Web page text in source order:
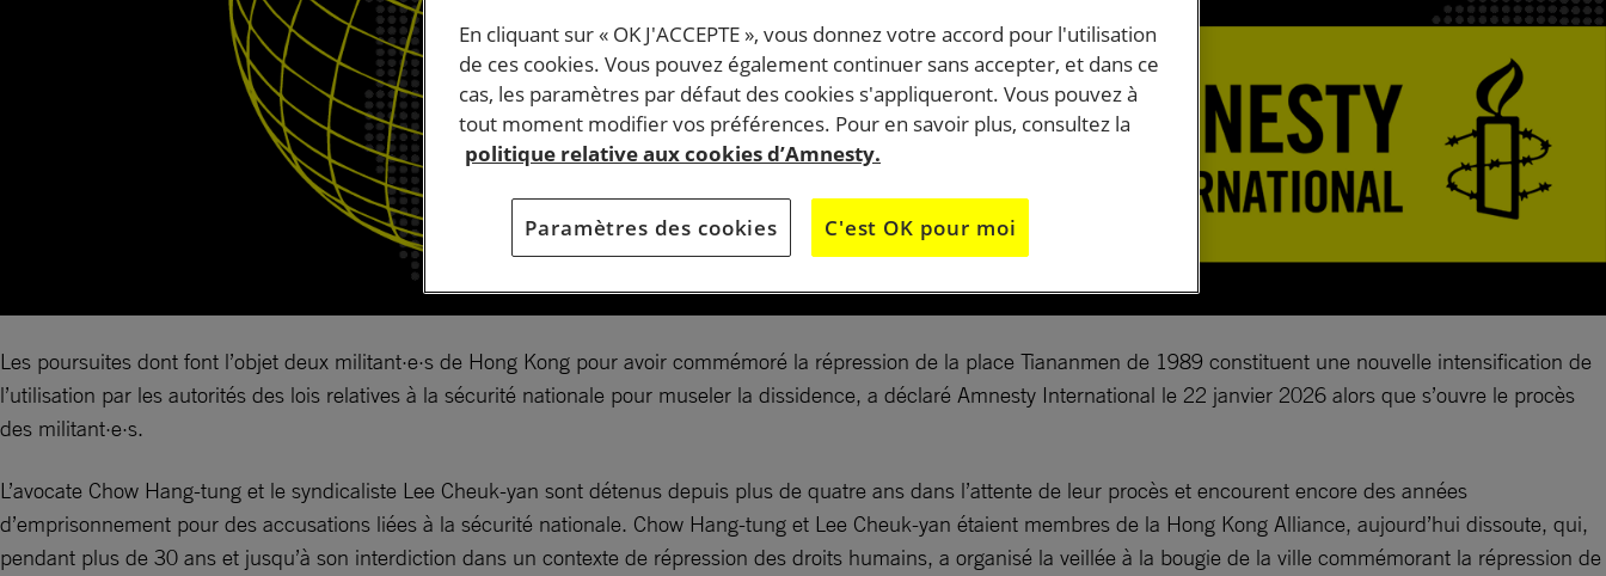
Les poursuites dont font l’objet deux militant·e·s de Hong Kong pour avoir commémoré la répression de la place Tiananmen de 1989 constituent une nouvelle intensification de
l’utilisation par les autorités des lois relatives à la sécurité nationale pour museler la dissidence, a déclaré Amnesty International le 22 janvier 2026 alors que s’ouvre le procès
des militant·e·s.
L’avocate Chow Hang-tung et le syndicaliste Lee Cheuk-yan sont détenus depuis plus de quatre ans dans l’attente de leur procès et encourent encore des années
d’emprisonnement pour des accusations liées à la sécurité nationale. Chow Hang-tung et Lee Cheuk-yan étaient membres de la Hong Kong Alliance, aujourd’hui dissoute, qui,
pendant plus de 30 ans et jusqu’à son interdiction dans un contexte de répression des droits humains, a organisé la veillée à la bougie de la ville commémorant la répression de
En cliquant sur « OK J'ACCEPTE », vous donnez votre accord pour l'utilisation
de ces cookies. Vous pouvez également continuer sans accepter, et dans ce
cas, les paramètres par défaut des cookies s'appliqueront. Vous pouvez à
tout moment modifier vos préférences. Pour en savoir plus, consultez la
politique relative aux cookies d’Amnesty.
Paramètres des cookies C'est OK pour moi